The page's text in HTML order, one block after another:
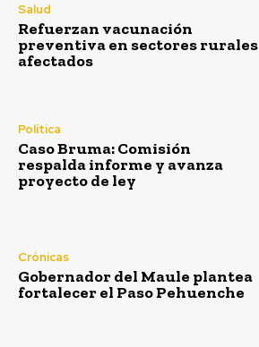
Salud
Refuerzan vacunación
preventiva en sectores rurales
afectados
Política
Caso Bruma: Comisión
respalda informe y avanza
proyecto de ley
Crónicas
Gobernador del Maule plantea
fortalecer el Paso Pehuenche